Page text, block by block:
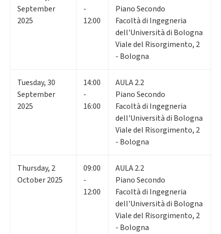
September
2025
-
12:00
Piano Secondo
Facoltà di Ingegneria
dell'Università di Bologna
Viale del Risorgimento, 2
- Bologna
Tuesday,30
September
2025
14:00
-
16:00
AULA 2.2
Piano Secondo
Facoltà di Ingegneria
dell'Università di Bologna
Viale del Risorgimento, 2
- Bologna
Thursday, 2
October 2025
09:00
-
12:00
AULA 2.2
Piano Secondo
Facoltà di Ingegneria
dell'Università di Bologna
Viale del Risorgimento, 2
- Bologna